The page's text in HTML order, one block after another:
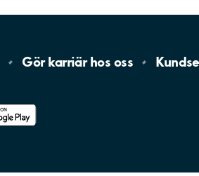
Gör karriär hos oss